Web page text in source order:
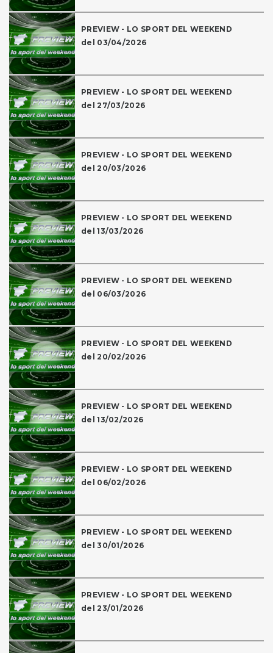
PREVIEW - LO SPORT DEL WEEKEND
del 03/04/2026
PREVIEW - LO SPORT DEL WEEKEND
del 27/03/2026
PREVIEW - LO SPORT DEL WEEKEND
del 20/03/2026
PREVIEW - LO SPORT DEL WEEKEND
del 13/03/2026
PREVIEW - LO SPORT DEL WEEKEND
del 06/03/2026
PREVIEW - LO SPORT DEL WEEKEND
del 20/02/2026
PREVIEW - LO SPORT DEL WEEKEND
del 13/02/2026
PREVIEW - LO SPORT DEL WEEKEND
del 06/02/2026
PREVIEW - LO SPORT DEL WEEKEND
del 30/01/2026
PREVIEW - LO SPORT DEL WEEKEND
del 23/01/2026